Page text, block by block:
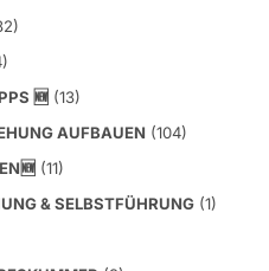
🆕 (13)
AUFBAUEN (104)
(11)
& SELBSTFÜHRUNG (1)